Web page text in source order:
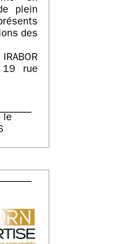
plein
des
19 rue
le